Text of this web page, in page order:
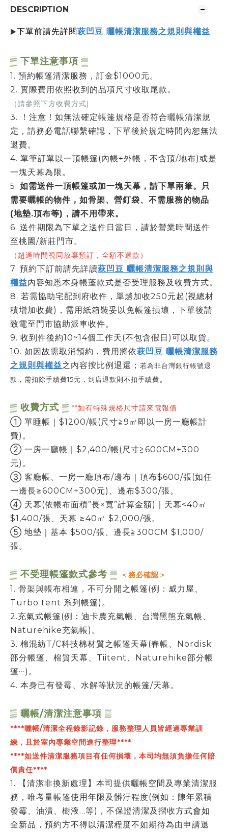
DESCRIPTION
▶下單前請先詳閱萩凹豆 曬帳清潔服務之規則與權益
▒ 下單注意事項 ▒
1. 預約帳篷清潔服務，訂金$1000元。
2. 實際費用依照收到的品項尺寸收取尾款。
（請參照下方收費方式)
3. ！注意！如無法確定帳篷規格是否符合曬帳清潔規
定，請務必電話聯繫確認，下單後於規定時間內恕無法
退費。
4. 單筆訂單以一頂帳篷(內帳+外帳，不含頂/地布)或是
一塊天幕為限。
5. 如需送件一頂帳篷或加一塊天幕，請下單兩筆。只
需要曬帳的物件，如骨架、營釘袋、不需服務的物品
(地墊.頂布等)，請不用帶來。
6. 送件期限為下單之送件日當日，請於營業時間送件
至桃園/新莊門市。
（超過時間視同放棄預訂，全額不退款）
7. 預約下訂前請先詳讀萩凹豆 曬帳清潔服務之規則與
權益內容知悉本身帳蓬款式是否受理服務及收費方式。
8. 若需協助宅配到府收件，單趟加收250元起(視總材
積增加收費)，需用紙箱裝妥以免帳篷損壞，下單後請
致電至門市協助派車收件。
9. 收到件後約10~14個工作天(不包含假日)可以取貨。
10. 如因故需取消預約，費用將依萩凹豆 曬帳清潔服務
之規則與權益之 內容按比例退還； 若為非台灣銀行帳號退
款，需扣除手續費15元，到店退款則不扣手續費。
▒ 收費方式 ▒ **如有特殊規格尺寸請來電報價
① 單睡帳｜$1200/帳(尺寸≧9㎡即以一房一廳帳計
費)。
② 一房一廳帳｜$2,400/帳(尺寸≧600CM+300
元)。
③ 客廳帳、一房一廳頂布/邊布｜頂布$600/張(如任
一邊長≥600CM+300元)、邊布$300/張。
④ 天幕(依帳布面積”長×寬”計算金額)｜天幕<40㎡
$1,400/張、天幕 ≥40㎡ $2,000/張。
⑤ 地墊｜基本 $500/張、邊長≧300CM $1,000/
張。
▒ 不受理帳篷款式參考 ▒ ＜務必確認＞
1. 骨架與帳布相連，不可分開之帳篷(例：威力屋、
Turbo tent 系列帳篷)。
2.充氣式帳篷(例：迪卡農充氣帳、台灣黑熊充氣帳、
Naturehike充氣帳)。
3. 棉混紡T/C科技棉材質之帳篷天幕(春帳、Nordisk
部分帳篷、棉質天幕、Tiitent、Naturehike部分帳
篷···)。
4. 本身已有發霉、水解等狀況的帳篷/天幕。
▒ 曬帳/清潔注意事項 ▒
****曬帳/清潔全程錄影記錄，服務整理人員皆經過專業訓
練，且於室內專業空間進行整理****
****如送件清潔服務項目有任何損壞，本司均無須負擔任何賠
償責任****
1. 【清潔非換新處理】本司提供曬帳空間及專業清潔服
務，唯考量帳篷使用年限及髒汙程度(例如：陳年累積
發霉、油漬、樹液…等)，不保證清潔及摺收方式會如
全新品，預約方不得以清潔程度不如期待為由申請退